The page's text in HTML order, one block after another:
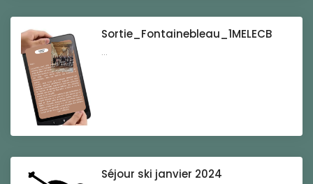
Sortie_Fontainebleau_1MELECB
...
Séjour ski janvier 2024